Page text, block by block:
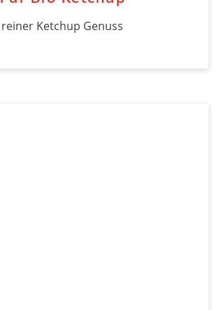
reiner Ketchup Genuss